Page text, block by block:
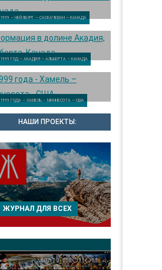
1999 — НЕЙЛБУРГ — САСКАЧЕВАН — КАНАДА
1999 ГОД — АКАДИЯ — АЛЬБЕРТА — КАНАДА
1999 ГОДА — ХАМЕЛЬ – МИННЕСОТА — США
НАШИ ПРОЕКТЫ:
ЖУРНАЛ ДЛЯ ВСЕХ